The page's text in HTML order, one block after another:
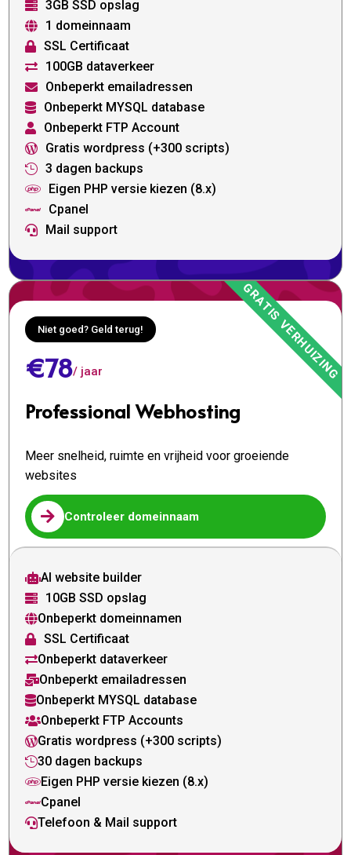
 3GB SSD opslag
 1 domeinnaam
 SSL Certificaat
 100GB dataverkeer
 Onbeperkt emailadressen
 Onbeperkt MYSQL database
 Onbeperkt FTP Account
 Gratis wordpress (+300 scripts)
 3 dagen backups
 Eigen PHP versie kiezen (8.x)
 Cpanel
 Mail support
Niet goed? Geld terug!
€78/ jaar
Professional Webhosting
Meer snelheid, ruimte en vrijheid voor groeiende
websites
 Controleer domeinnaam
AI website builder
 10GB SSD opslag
Onbeperkt domeinnamen
 SSL Certificaat
Onbeperkt dataverkeer
Onbeperkt emailadressen
Onbeperkt MYSQL database
Onbeperkt FTP Accounts
Gratis wordpress (+300 scripts)
30 dagen backups
Eigen PHP versie kiezen (8.x)
Cpanel
Telefoon & Mail support